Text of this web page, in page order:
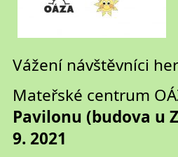
Vážení návštěvníci
Mateřské centrum
Pavilonu (budova u
9. 2021